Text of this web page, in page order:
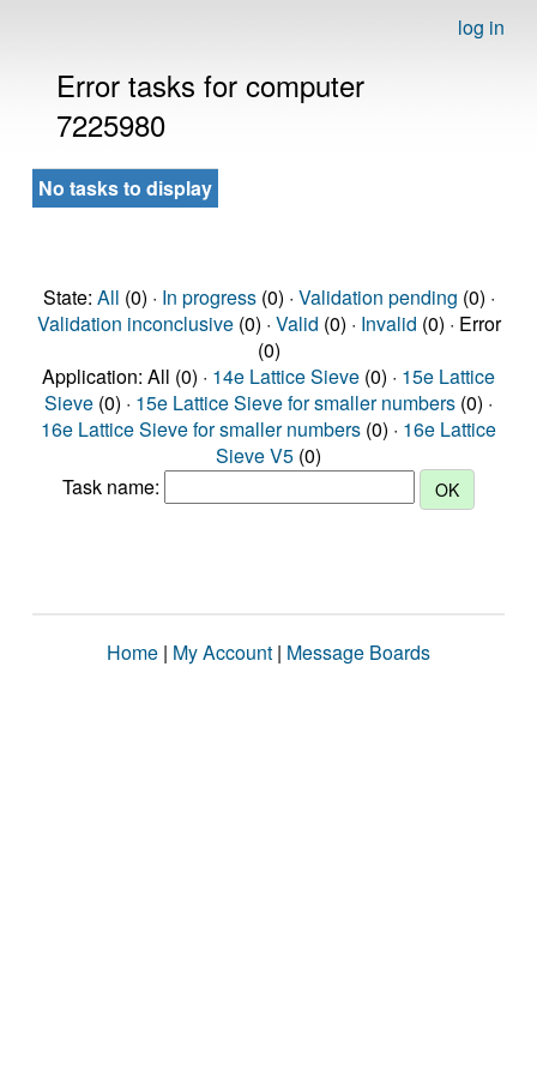
log in
Error tasks for computer
7225980
No tasks to display
State: All (0) · In progress(0) · Validation pending (0) ·
Validation inconclusive(0) · Valid (0) · Invalid (0) · Error
(0)
Application: All (0) · 14e Lattice Sieve (0) · 15e Lattice
Sieve (0) · 15e Lattice Sieve for smaller numbers (0) ·
16e Lattice Sieve for smaller numbers (0) · 16e Lattice
Sieve V5 (0)
Task name:
Home | My Account | Message Boards